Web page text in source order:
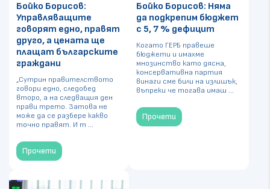
Бойко Борисов:
Управляващите
говорят едно, правят
друго, а цената ще
плащат българските
граждани
„Сутрин правителството
говори едно, следобед
второ, а на следващия ден
прави трето. Затова не
може да се разбере какво
точно правят. И т ...
Прочети
Бойко Борисов: Няма
да подкрепим бюджет
с 5, 7 % дефицит
Когато ГЕРБ правеше
бюджети и имахме
мнозинство като дясна,
консервативна партия
винаги сме били на излишък,
въпреки че тогава имаш ...
Прочети